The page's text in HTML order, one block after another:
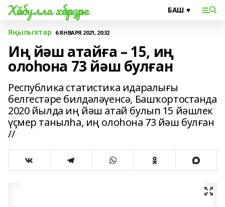
Хәйбулла хәбәрҙәре
Яңылыҡтар 6 ЯНВАРЯ 2021, 20:32
Иң йәш атайға – 15, иң
олоһона 73 йәш булған
Республика статистика идаралығы
белгестәре билдәләүенсә, Башҡортостанда
2020 йылда иң йәш атай булып 15 йәшлек
үҫмер танылһа, иң олоһона 73 йәш булған
//